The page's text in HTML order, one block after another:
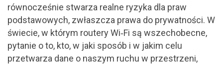
równocześnie stwarza realne ryzyka dla praw
podstawowych, zwłaszcza prawa do prywatności. W
świecie, w którym routery Wi‑Fi są wszechobecne,
pytanie o to, kto, w jaki sposób i w jakim celu
przetwarza dane o naszym ruchu w przestrzeni,